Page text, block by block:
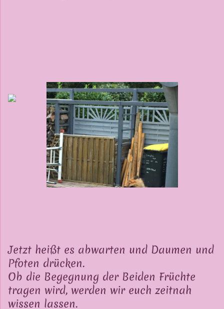
Jetzt heißt es abwarten und Daumen und
Pfoten drücken.
Ob die Begegnung der Beiden Früchte
tragen wird, werden wir euch zeitnah
wissen lassen.